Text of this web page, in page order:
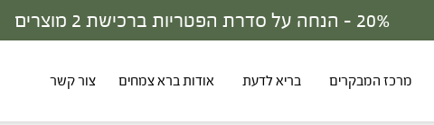
מרכז המבקרים בריא לדעת אודות ברא צמחים צור קשר